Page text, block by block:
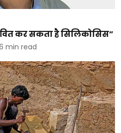
कर सकता है सिलिकोसिस”
min read